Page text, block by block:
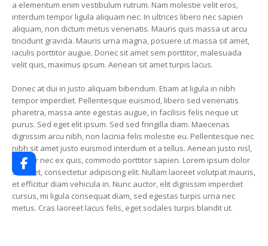
a elementum enim vestibulum rutrum. Nam molestie velit eros,
interdum tempor ligula aliquam nec. In ultrices libero nec sapien
aliquam, non dictum metus venenatis. Mauris quis massa ut arcu
tincidunt gravida. Mauris urna magna, posuere ut massa sit amet,
iaculis porttitor augue. Donec sit amet sem porttitor, malesuada
velit quis, maximus ipsum. Aenean sit amet turpis lacus.
Donec at dui in justo aliquam bibendum. Etiam at ligula in nibh
tempor imperdiet. Pellentesque euismod, libero sed venenatis
pharetra, massa ante egestas augue, in facilisis felis neque ut
purus. Sed eget elit ipsum. Sed sed fringilla diam. Maecenas
dignissim arcu nibh, non lacinia felis molestie eu. Pellentesque nec
nibh sit amet justo euismod interdum et a tellus. Aenean justo nisl,
tempor nec ex quis, commodo porttitor sapien. Lorem ipsum dolor
sit amet, consectetur adipiscing elit. Nullam laoreet volutpat mauris,
et efficitur diam vehicula in. Nunc auctor, elit dignissim imperdiet
cursus, mi ligula consequat diam, sed egestas turpis urna nec
metus. Cras laoreet lacus felis, eget sodales turpis blandit ut.